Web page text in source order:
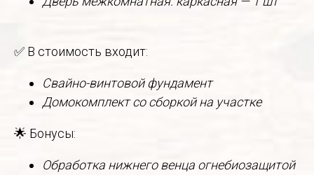
✅ В стоимость входит:
Свайно-винтовой фундамент
Домокомплект со сборкой на участке
🌟 Бонусы:
Обработка нижнего венца огнебиозащитой